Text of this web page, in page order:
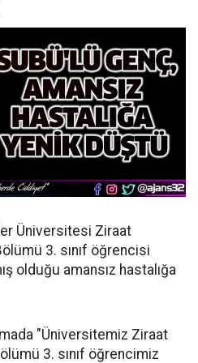
Üniversitesi Ziraat
3. sınıf öğrencisi
olduğu amansız hastalığa
"Üniversitemiz Ziraat
3. sınıf öğrencimiz